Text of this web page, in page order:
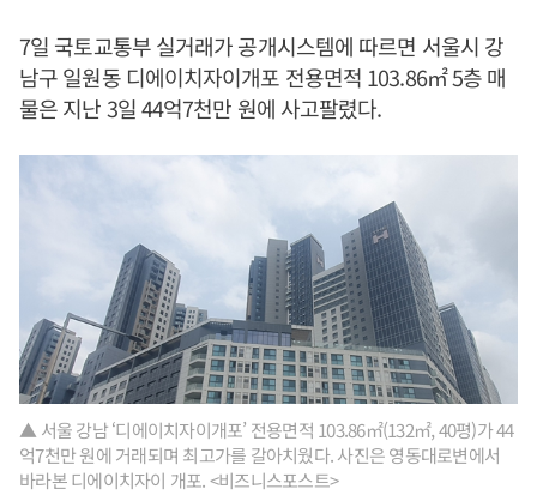
7일 국토교통부 실거래가 공개시스템에 따르면 서울시 강
남구 일원동 디에이치자이개포 전용면적 103.86㎡ 5층 매
물은 지난 3일 44억7천만 원에 사고팔렸다.
▲ 서울 강남 ‘디에이치자이개포’ 전용면적 103.86㎡(132㎡, 40평)가 44
억7천만 원에 거래되며 최고가를 갈아치웠다. 사진은 영동대로변에서
바라본 디에이치자이 개포. <비즈니스포스트>